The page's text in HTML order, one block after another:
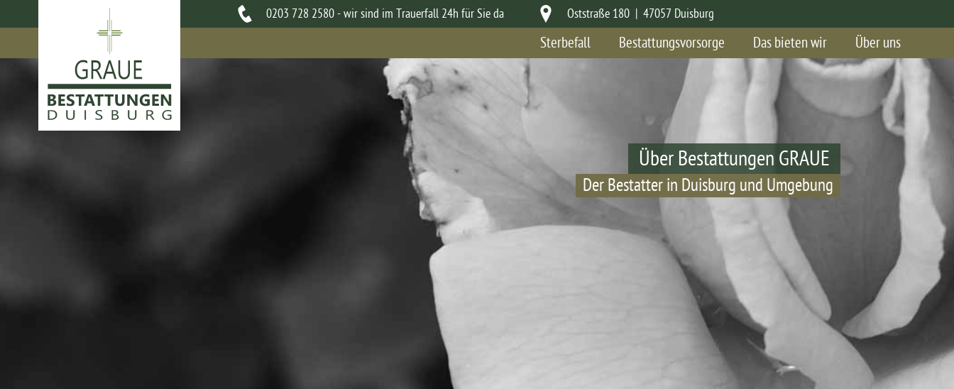
0203 728 2580 - wir sind im Trauerfall 24h für Sie da Oststraße 180 | 47057 Duisburg
Sterbefall Bestattungsvorsorge Das bieten wir Über uns
Über Bestattungen GRAUE
Der Bestatter in Duisburg und Umgebung